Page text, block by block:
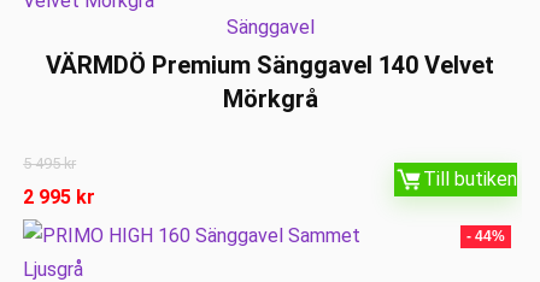
Sänggavel
VÄRMDÖ Premium Sänggavel 140 Velvet
Mörkgrå
5 495kr
2 995 kr
Till butiken
- 44%